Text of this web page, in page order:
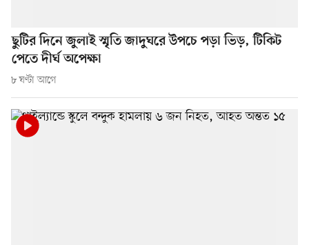
ছুটির দিনে জুলাই স্মৃতি জাদুঘরে উপচে পড়া ভিড়, টিকিট
পেতে দীর্ঘ অপেক্ষা
৮ ঘণ্টা আগে